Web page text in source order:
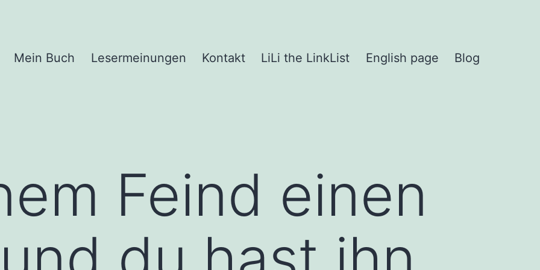
Mein Buch Lesermeinungen Kontakt LiLi the LinkList English page Blog
Feind einen